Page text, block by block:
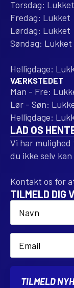
Torsdag: Lukket
Fredag: Lukket
Lørdag: Lukket
Søndag: Lukket
Helligdage:
VÆRKSTEDET
Man - Fre:
Lør - Søn:
Helligdage:
LAD OS
Vi har
du ikke selv
Kontakt os for
TILMELD DIG
Name
Email
TILMELD